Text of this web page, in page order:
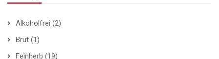
Alkoholfrei (2)
Brut (1)
Feinherb (19)